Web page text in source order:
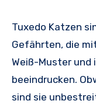
Tuxedo Katzen
Gefährten, die
Weiß-Muster und
beeindrucken.
sind sie